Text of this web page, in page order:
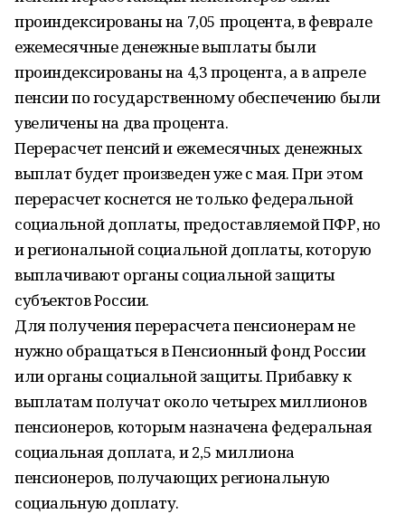
проиндексированы на 7,05 процента, в феврале
ежемесячные денежные выплаты были
проиндексированы на 4,3 процента, а в апреле
пенсии по государственному обеспечению были
увеличены на два процента.
Перерасчет пенсий и ежемесячных денежных
выплат будет произведен уже с мая. При этом
перерасчет коснется не только федеральной
социальной доплаты, предоставляемой ПФР, но
и региональной социальной доплаты, которую
выплачивают органы социальной защиты
субъектов России.
Для получения перерасчета пенсионерам не
нужно обращаться в Пенсионный фонд России
или органы социальной защиты. Прибавку к
выплатам получат около четырех миллионов
пенсионеров, которым назначена федеральная
социальная доплата, и 2,5 миллиона
пенсионеров, получающих региональную
социальную доплату.